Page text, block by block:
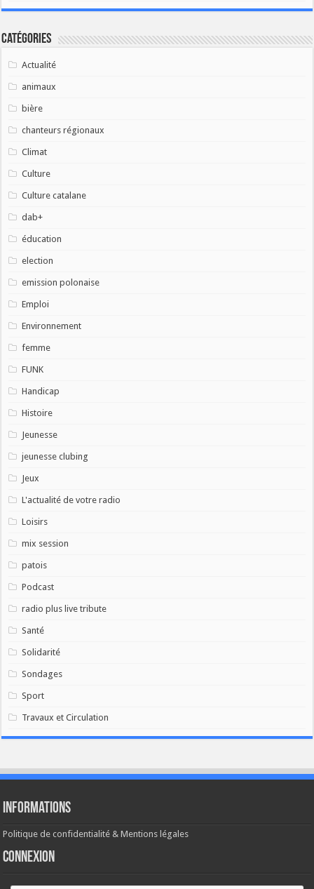
Catégories
Actualité
animaux
bière
chanteurs régionaux
Climat
Culture
Culture catalane
dab+
éducation
election
emission polonaise
Emploi
Environnement
femme
FUNK
Handicap
Histoire
Jeunesse
jeunesse clubing
Jeux
L'actualité de votre radio
Loisirs
mix session
patois
Podcast
radio plus live tribute
Santé
Solidarité
Sondages
Sport
Travaux et Circulation
Informations
Politique de confidentialité & Mentions légales
Connexion